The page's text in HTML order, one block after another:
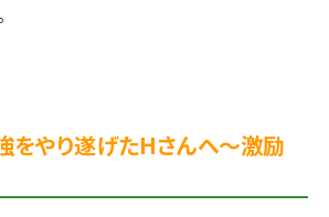
をやり遂げたHさんへ～激励